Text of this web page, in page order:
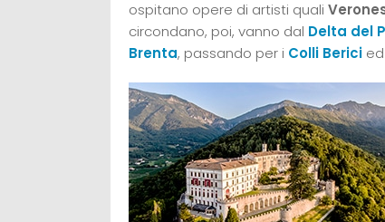
ospitano opere di artisti quali
circondano, poi, vanno dal Delta del
Brenta, passando per i Colli Berici ed